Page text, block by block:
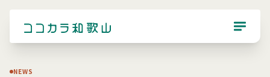
NEWS